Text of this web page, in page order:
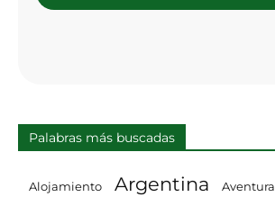
Palabras más buscadas
Alojamiento Argentina Aventura